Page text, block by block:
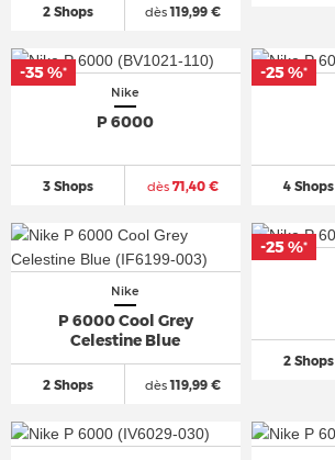
2 Shops dès119,99 €
Nike
P 6000
3 Shops dès71,40 €
-35 %*
4 Shops
-25 %*
Nike
P 6000 Cool Grey
Celestine Blue
2 Shops dès119,99 €
2 Shops
-25 %*